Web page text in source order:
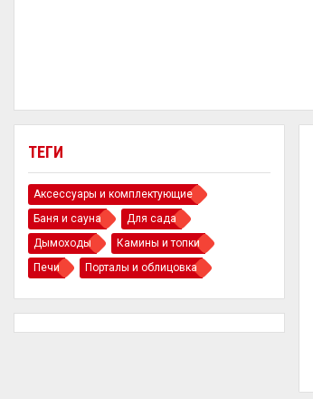
ТЕГИ
Аксессуары и комплектующие
Баня и сауна
Для сада
Дымоходы
Камины и топки
Печи
Порталы и облицовка